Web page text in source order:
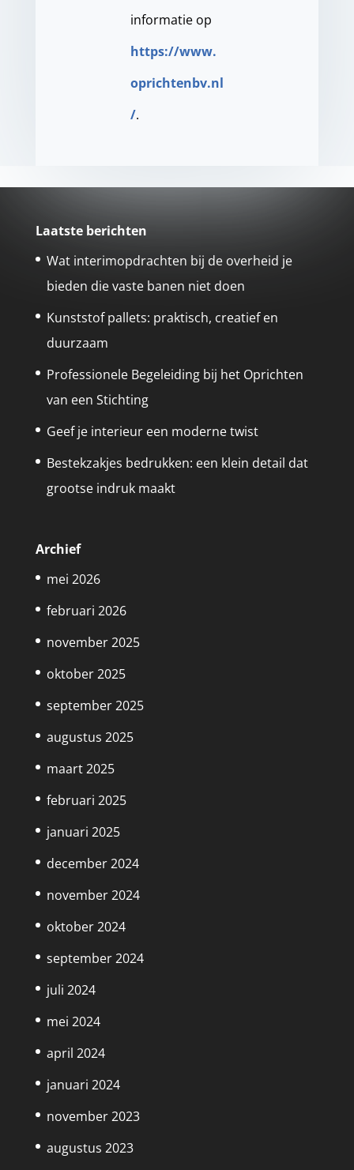
informatie op
https://www.
oprichtenbv.nl
/.
Laatste berichten
Wat interimopdrachten bij de overheid je
bieden die vaste banen niet doen
Kunststof pallets: praktisch, creatief en
duurzaam
Professionele Begeleiding bij het Oprichten
van een Stichting
Geef je interieur een moderne twist
Bestekzakjes bedrukken: een klein detail dat
grootse indruk maakt
Archief
mei 2026
februari 2026
november 2025
oktober 2025
september 2025
augustus 2025
maart 2025
februari 2025
januari 2025
december 2024
november 2024
oktober 2024
september 2024
juli 2024
mei 2024
april 2024
januari 2024
november 2023
augustus 2023